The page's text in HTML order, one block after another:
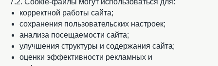
7.2. Cookie-файлы могут использоваться для:
корректной работы сайта;
сохранения пользовательских настроек;
анализа посещаемости сайта;
улучшения структуры и содержания сайта;
оценки эффективности рекламных и